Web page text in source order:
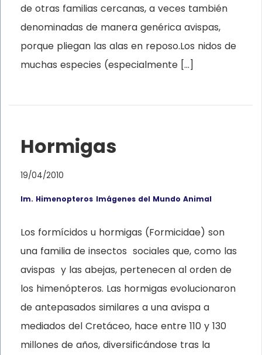
de otras familias cercanas, a veces también
denominadas de manera genérica avispas,
porque pliegan las alas en reposo.Los nidos de
muchas especies (especialmente […]
Hormigas
19/04/2010
Im. Himenopteros Imágenes del Mundo Animal
Los formícidos u hormigas (Formicidae) son
una familia de insectos sociales que, como las
avispas y las abejas, pertenecen al orden de
los himenópteros. Las hormigas evolucionaron
de antepasados similares a una avispa a
mediados del Cretáceo, hace entre 110 y 130
millones de años, diversificándose tras la